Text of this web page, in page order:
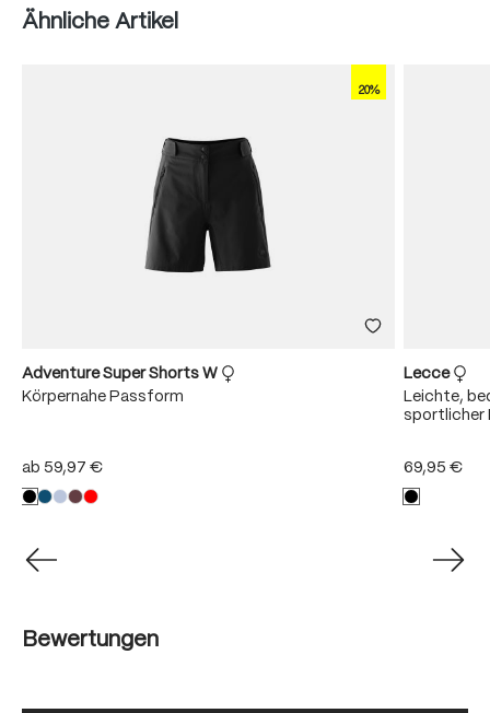
Produktgalerie überspringen
Ähnliche Artikel
20%
Adventure Super Shorts W
Körpernahe Passform
ab 59,97 €
Lecce
Leichte,
sportlicher
69,95 €
Bewertungen